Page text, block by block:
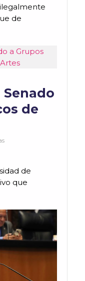
de
Senado
de
de
que